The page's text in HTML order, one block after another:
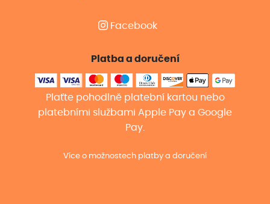
Facebook
Platba a doručení
Plaťte pohodlně platební kartou nebo
platebními službami Apple Pay a Google
Pay.
Více o možnostech platby a doručení